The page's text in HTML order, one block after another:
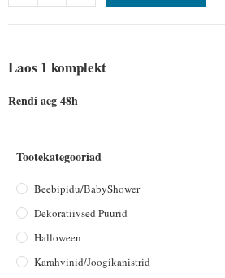
Laos 1 komplekt
Rendi aeg 48h
Tootekategooriad
Beebipidu/BabyShower
Dekoratiivsed Puurid
Halloween
Karahvinid/joogikanistrid